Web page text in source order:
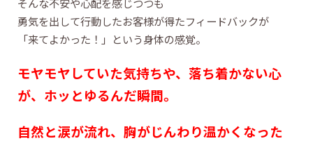
勇気を出して行動したお客様が得たフィードバックが
「来てよかった！」という身体の感覚。
モヤモヤしていた気持ちや、落ち着かない心
が、ホッとゆるんだ瞬間。
自然と涙が流れ、胸がじんわり温かくなった